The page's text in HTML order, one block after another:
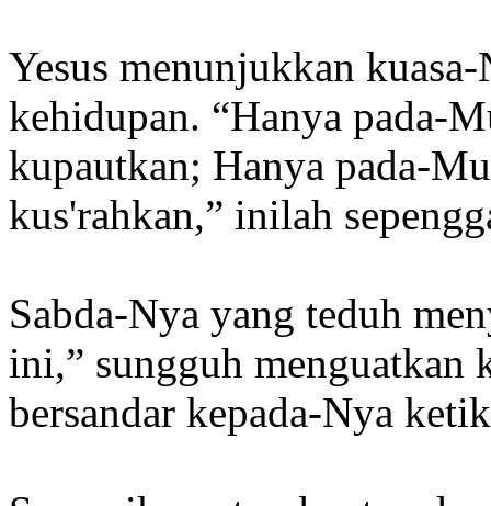
Yesus menunjukkan
kehidupan. “Hanya pada-
kupautkan; Hanya pada-
kus'rahkan,” inilah
Sabda-Nya yang teduh
ini,” sungguh menguatkan
bersandar kepada-Nya